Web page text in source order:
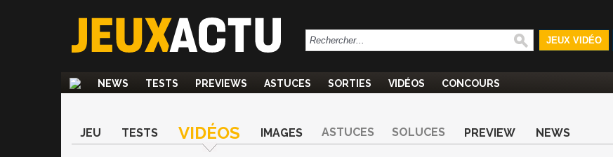
JEUX VIDÉO
NEWS TESTS PREVIEWS ASTUCES SORTIES VIDÉOS CONCOURS
JEU TESTS VIDÉOS IMAGES ASTUCES SOLUCES PREVIEW NEWS